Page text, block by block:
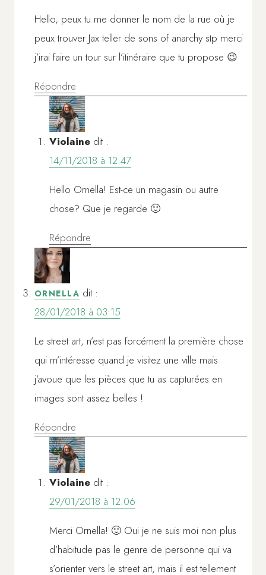
Hello, peux tu me donner le nom de la rue où je
peux trouver Jax teller de sons of anarchy stp merci
j’irai faire un tour sur l’itinéraire que tu propose 😉
Répondre
Violaine dit :
14/11/2018 à 12:47
Hello Ornella! Est-ce un magasin ou autre
chose? Que je regarde 🙂
Répondre
ORNELLA dit :
28/01/2018 à 03:15
Le street art, n’est pas forcément la première chose
qui m’intéresse quand je visitez une ville mais
j’avoue que les pièces que tu as capturées en
images sont assez belles !
Répondre
Violaine dit :
29/01/2018 à 12:06
Merci Ornella! 🙂 Oui je ne suis moi non plus
d’habitude pas le genre de personne qui va
s’orienter vers le street art, mais il est tellement